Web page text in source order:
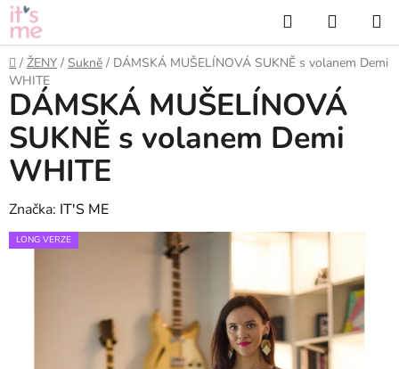
Přejít
na
obsah
Hledat
KOŠÍK
Domů
/ ŽENY / Sukně / DÁMSKÁ MUŠELÍNOVÁ SUKNĚ s volanem Demi
WHITE
DÁMSKÁ MUŠELÍNOVÁ
SUKNĚ s volanem Demi
WHITE
Značka: IT'S ME
LONG VERZE